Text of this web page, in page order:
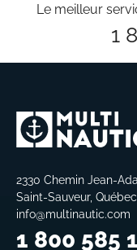
Le meilleur
1
2330 Chemin Jean-
Saint-Sauveur,
info@multinautic.com
1 800 585